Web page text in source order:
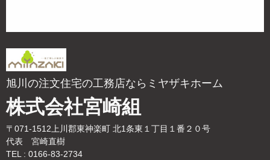
旭川の注文住宅の工務店ならミヤザキホーム
株式会社宮崎組
〒071-1512上川郡東神楽町 北1条東１丁目１番２０号
代表 宮崎直樹
TEL : 0166-83-2734